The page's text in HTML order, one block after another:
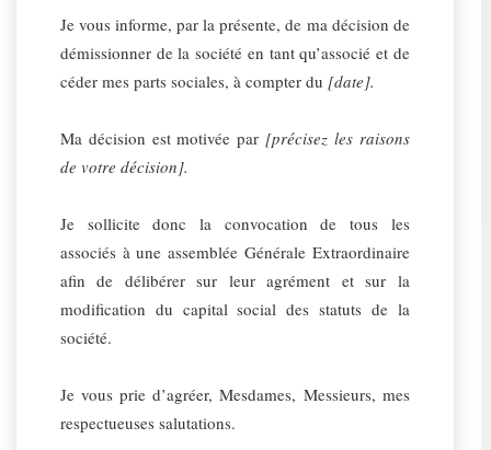
Je vous informe, par la présente, de ma décision de
démissionner de la société en tant qu’associé et de
céder mes parts sociales, à compter du [date].
Ma décision est motivée par [précisez les raisons
de votre décision].
Je sollicite donc la convocation de tous les
associés à une assemblée Générale Extraordinaire
afin de délibérer sur leur agrément et sur la
modification du capital social des statuts de la
société.
Je vous prie d’agréer, Mesdames, Messieurs, mes
respectueuses salutations.